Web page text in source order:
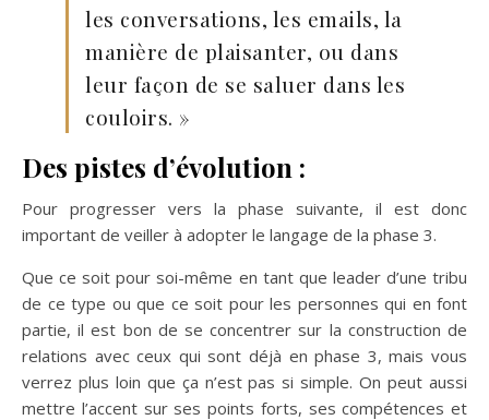
les conversations, les emails, la
manière de plaisanter, ou dans
leur façon de se saluer dans les
couloirs. »
Des pistes d’évolution :
Pour progresser vers la phase suivante, il est donc
important de veiller à adopter le langage de la phase 3.
Que ce soit pour soi-même en tant que leader d’une tribu
de ce type ou que ce soit pour les personnes qui en font
partie, il est bon de se concentrer sur la construction de
relations avec ceux qui sont déjà en phase 3, mais vous
verrez plus loin que ça n’est pas si simple. On peut aussi
mettre l’accent sur ses points forts, ses compétences et